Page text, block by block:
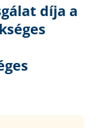
díja a